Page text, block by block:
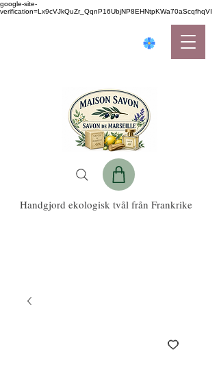
google-site-
verification=Lx9cVJkQuZr_QqnP16UbjNP8EHNtpKWa70aScqfhqVI
Handgjord ekologisk tvål från Frankrike